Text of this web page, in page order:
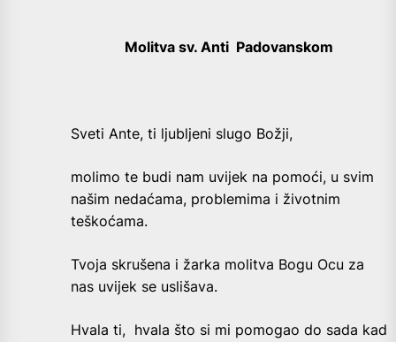
Molitva sv. Anti Padovanskom
Sveti Ante, ti ljubljeni slugo Božji,
molimo te budi nam uvijek na pomoći, u svim
našim nedaćama, problemima i životnim
teškoćama.
Tvoja skrušena i žarka molitva Bogu Ocu za
nas uvijek se uslišava.
Hvala ti, hvala što si mi pomogao do sada kad